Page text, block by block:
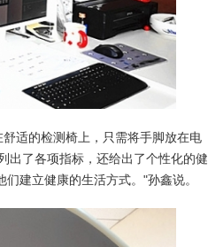
适的检测椅上，只需将手脚放在电
出了各项指标，还给出了个性化的健
建立健康的生活方式。"孙鑫说。